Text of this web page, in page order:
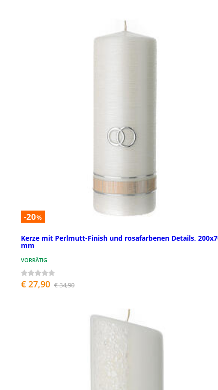
-20%
Kerze mit Perlmutt-Finish und rosafarbenen Details,
mm
VORRÄTIG
€ 27,90 € 34,90